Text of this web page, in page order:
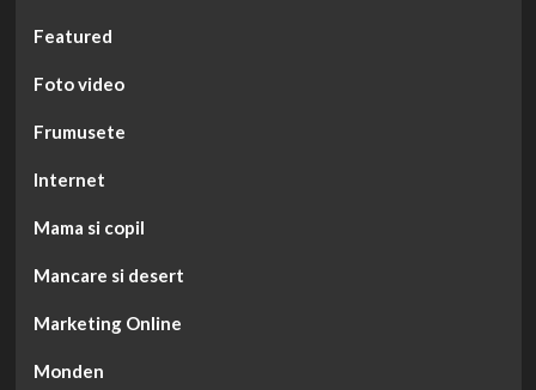
Featured
Foto video
Frumusete
Internet
Mama si copil
Mancare si desert
Marketing Online
Monden